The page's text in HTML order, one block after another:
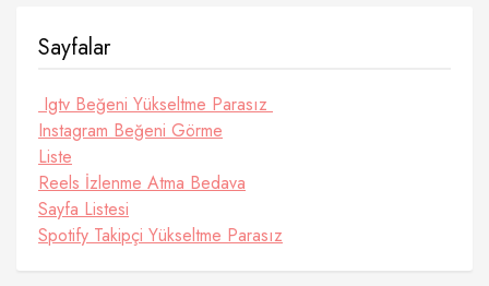
Sayfalar
Igtv Beğeni Yükseltme Parasız
Instagram Beğeni Görme
Liste
Reels İzlenme Atma Bedava
Sayfa Listesi
Spotify Takipçi Yükseltme Parasız